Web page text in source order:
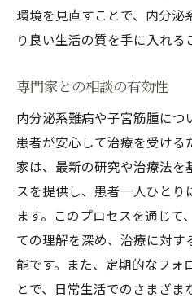
環境を見直すことで、内分泌
り良い生活の質を手に入れる
専門家との相談の有効性
内分泌系難病や子宮筋腫につ
患者が安心して治療を受け
家は、最新の研究や治療法を
スを提供し、患者一人ひと
ます。このプロセスを通じて
ての理解を深め、治療に対
能です。また、定期的なフォ
とで、日常生活でのさまざ